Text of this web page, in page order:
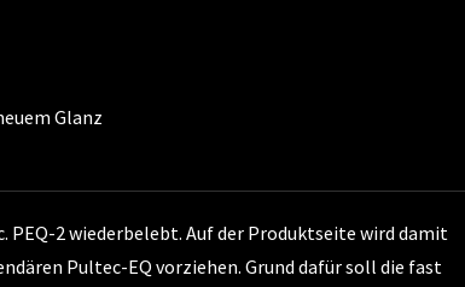
Glanz
PEQ-2 wiederbelebt. Auf der Produktseite wird damit
Pultec-EQ vorziehen. Grund dafür soll die fast